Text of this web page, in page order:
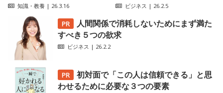
知識・教養 | 26.3.16 ビジネス | 26.2.5
人間関係で消耗しないためにまず満た
すべき５つの欲求
ビジネス | 26.2.2
初対面で「この人は信頼できる」と思
わせるために必要な３つの要素